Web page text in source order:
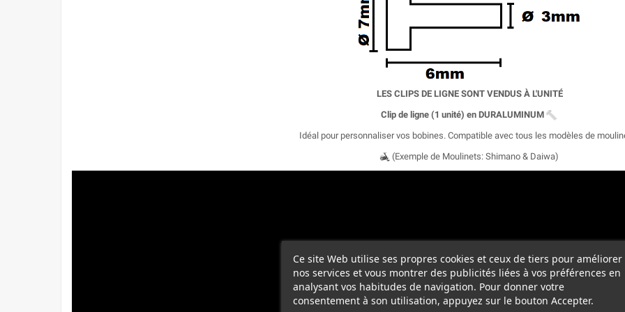
LES CLIPS DE LIGNE SONT VENDUS À L'UNITÉ
Clip de ligne (1 unité) en DURALUMINUM
Idéal pour personnaliser vos bobines. Compatible avec tous les modèles de
(Exemple de Moulinets: Shimano & Daiwa)
Ce site Web utilise ses propres cookies et ceux de tiers pour améliorer
nos services et vous montrer des publicités liées à vos préférences en
analysant vos habitudes de navigation. Pour donner votre
consentement à son utilisation, appuyez sur le bouton Accepter.